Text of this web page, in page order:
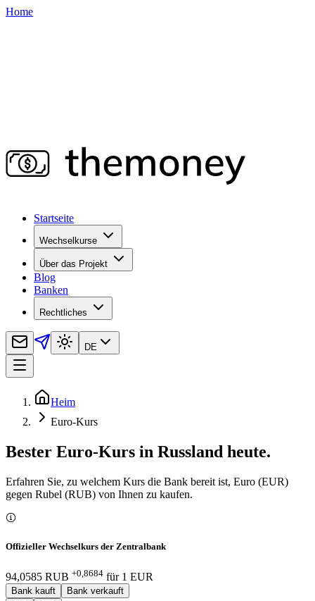
Home
Startseite
Wechselkurse
Über das Projekt
Blog
Banken
Rechtliches
DE
Heim
Euro-Kurs
Bester Euro-Kurs in Russland heute.
Erfahren Sie, zu welchem Kurs die Bank bereit ist, Euro (EUR)
gegen Rubel (RUB) von Ihnen zu kaufen.
Offizieller Wechselkurs der Zentralbank
94,0585 RUB +0,8684 für1 EUR
Bank kauft Bank verkauft